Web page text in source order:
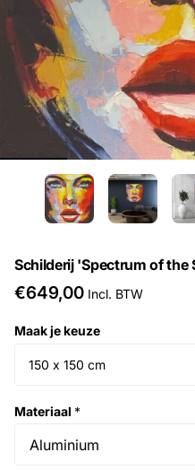
Schilderij 'Spectrum of the
€649,00 Incl. BTW
Maak je keuze
Materiaal *